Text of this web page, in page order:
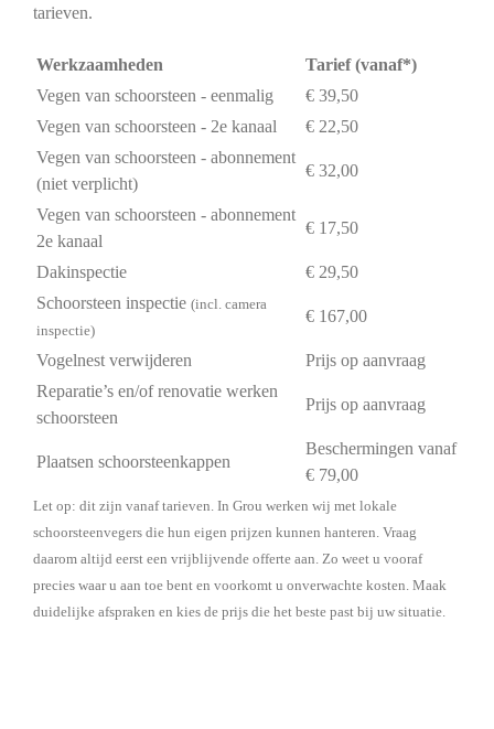
tarieven.
Werkzaamheden
Tarief (vanaf*)
Vegen van schoorsteen - eenmalig
€ 39,50
Vegen van schoorsteen - 2e kanaal
€ 22,50
Vegen van schoorsteen - abonnement
(niet verplicht)
€ 32,00
Vegen van schoorsteen - abonnement
2e kanaal
€ 17,50
Dakinspectie
€ 29,50
Schoorsteen inspectie (incl. camera
inspectie)
€ 167,00
Vogelnest verwijderen
Prijs op aanvraag
Reparatie’s en/of renovatie werken
schoorsteen
Prijs op aanvraag
Plaatsen schoorsteenkappen
Beschermingen vanaf
€ 79,00
Let op: dit zijn vanaf tarieven. In Grou werken wij met lokale
schoorsteenvegers die hun eigen prijzen kunnen hanteren. Vraag
daarom altijd eerst een vrijblijvende offerte aan. Zo weet u vooraf
precies waar u aan toe bent en voorkomt u onverwachte kosten. Maak
duidelijke afspraken en kies de prijs die het beste past bij uw situatie.